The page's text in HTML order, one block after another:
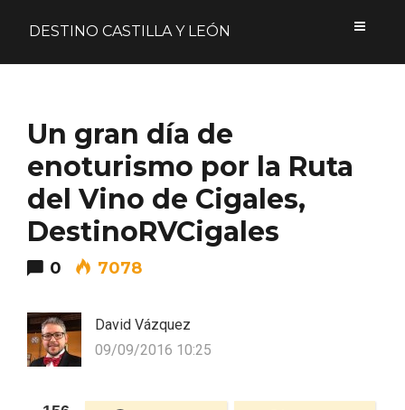
DESTINO CASTILLA Y LEÓN
Un gran día de
enoturismo por la Ruta
del Vino de Cigales,
DestinoRVCigales
0 7078
David Vázquez
09/09/2016 10:25
Nombre de usuario o correo electrónico
Contraseña
Formulario de acceso protegido por